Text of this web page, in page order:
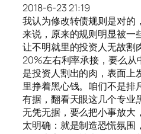
2018-6-23 21:19
我认为修改转债规则是对的
来说，原来的规则明显被一
让不明就里的投资人无故割
20%左右利率承接，要么从
是投资人割出的肉，表面上
里挣着黑心钱。咱们不是排
有据，翻看天眼这几个专业
无凭无据，要么把小事放大
太明确：就是制造恐慌氛围